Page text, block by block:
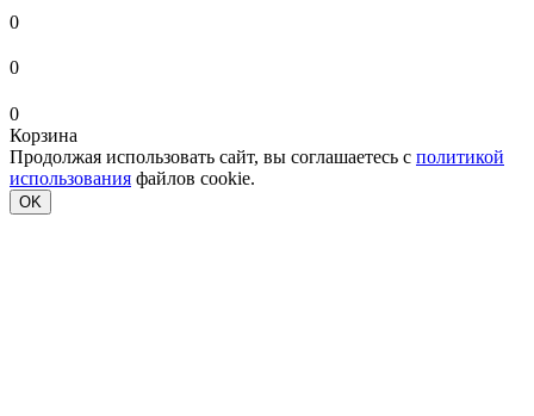
0
0
0
Корзина
Продолжая использовать сайт, вы соглашаетесь с политикой
использования файлов cookie.
OK